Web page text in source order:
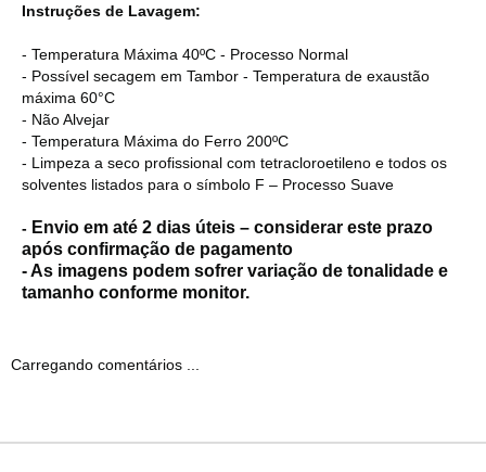
Instruções de Lavagem:
- Temperatura Máxima 40ºC - Processo Normal
- Possível secagem em Tambor - Temperatura de exaustão
máxima 60°C
- Não Alvejar
- Temperatura Máxima do Ferro 200ºC
- Limpeza a seco profissional com tetracloroetileno e todos os
solventes listados para o símbolo F – Processo Suave
- Envio em até 2 dias úteis – considerar este prazo
após confirmação de pagamento
- As imagens podem sofrer variação de tonalidade e
tamanho conforme monitor.
Carregando comentários ...